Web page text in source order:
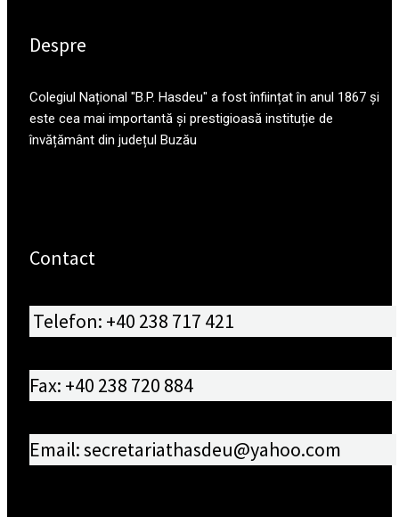
Despre
Colegiul Național "B.P. Hasdeu" a fost înființat în anul 1867 și
este cea mai importantă și prestigioasă instituție de
învățământ din județul Buzău
Contact
Telefon: +40 238 717 421
Fax: +40 238 720 884
Email: secretariathasdeu@yahoo.com